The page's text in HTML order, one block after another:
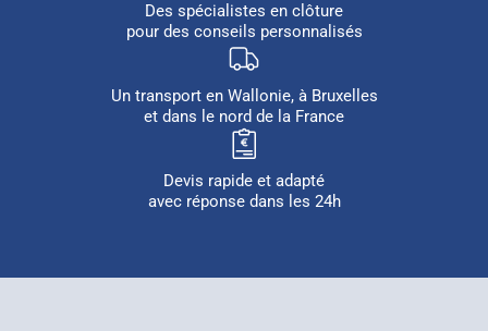
Des spécialistes en clôture
pour des conseils personnalisés
Un transport en Wallonie, à Bruxelles
et dans le nord de la France
Devis rapide et adapté
avec réponse dans les 24h